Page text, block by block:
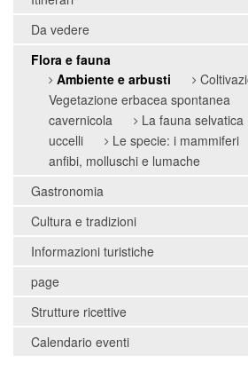
Da vedere
Flora e fauna
Ambiente e arbusti
Vegetazione erbacea spontanea
cavernicola
La fauna selvatica
uccelli
Le specie: i mammiferi
anfibi, molluschi e lumache
Gastronomia
Cultura e tradizioni
Informazioni turistiche
page
Strutture ricettive
Calendario eventi